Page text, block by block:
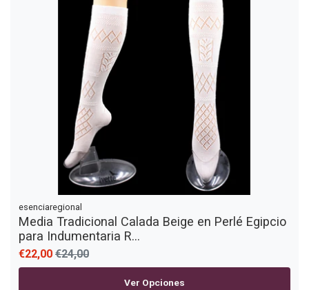
esenciaregional
Media Tradicional Calada Beige en Perlé Egipcio
para Indumentaria R...
€22,00 €24,00
Ver Opciones